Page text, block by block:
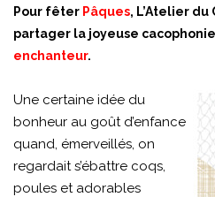
Pour fêter Pâques, L’Atelier
partager la joyeuse cacophonie
enchanteur.
Une certaine idée du
bonheur au goût d’enfance
quand, émerveillés, on
regardait s’ébattre coqs,
poules et adorables